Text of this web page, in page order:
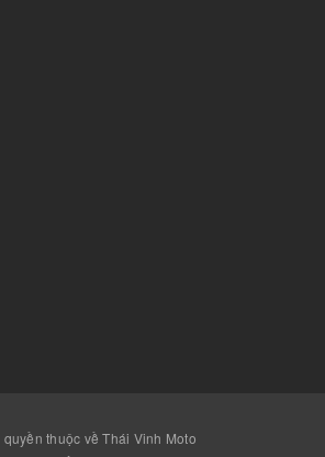
thuộc về Thái Vinh Moto